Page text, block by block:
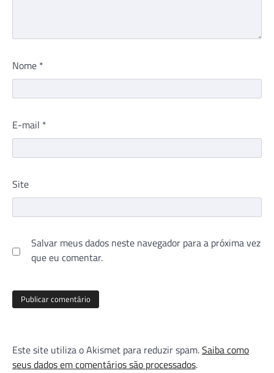
Nome *
E-mail *
Site
Salvar meus dados neste navegador para a próxima vez
que eu comentar.
Este site utiliza o Akismet para reduzir spam.Saiba como
seus dados em comentários são processados.